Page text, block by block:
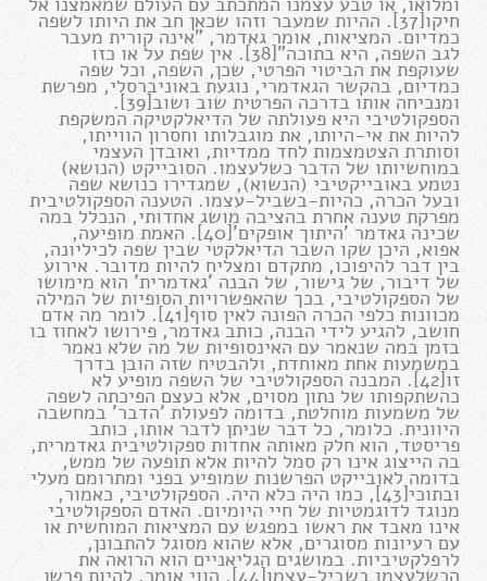
חיקו[37]. ההיות שמעבר וזהו שכאן חב את היותו לשפה
כמדיום. המציאות, אומר גאדמר, "אינה קורית מעבר
לגב השפה, היא בתוכה"[38]. אין שפת על או כזו
שעוקפת את הביטוי הפרטי, שכן, השפה, וכל שפה
כמדיום, בהקשר הגאדמרי, נוגעת באוניברסלי, מפרשת
ומנכיחה אותו בדרכה הפרטית שוב ושוב[39].
הספקולטיבי היא פעולתה של הדיאלקטיקה המשקפת
להיות את אי-היותו, את מוגבלותו וחסרון הווייתו,
וסותרת הצטמצמות לחד ממדיות, ואובדן העצמי
במוחשיותו של הדבר כשלעצמו. הסובייקט (הנושא)
נטמע באובייקטיבי (הנשוא), שמגדירו כנושא שפה
ובעל הכרה, כהיות-בשביל-עצמו. הטענה הספקולטיבית
מפרקת טענה אחרת בהציבה מושג אחדותי, הנכלל במה
שכינה גאדמר 'היתוך אופקים'[40]. האמת מופיעה,
אפוא, היכן שקו השבר הדיאלקטי שבין שפה לכיליונה,
בין דבר להיפוכו, מתקדם ומצליח להיות מדובר. אירוע
של דיבור, של גישור, של הבנה 'גאדמרית' הוא מימושו
של הספקולטיבי, בכך שהאפשרויות הסופיות של המילה
מכוונות כלפי הכרה הפונה לאין סוף[41]. לומר מה אדם
חושב, להגיע לידי הבנה, כותב גאדמר, פירושו לאחוז בו
בזמן במה שנאמר עם האינסופיות של מה שלא נאמר
במשמעות אחת מאוחדת, ולהבטיח שזה הובן בדרך
זו[42]. המבנה הספקולטיבי של השפה מופיע לא
כהשתקפותו של נתון מסוים, אלא כעצם הפיכתה לשפה
של משמעות מוחלטת, בדומה לפעולת 'הדבר' במחשבה
היוונית. כלומר, כל דבר שניתן לדבר אותו, כותב
פריסטד, הוא חלק מאותה אחדות ספקולטיבית גאדמרית,
בה הייצוג אינו רק סמל להיות אלא תופעה של ממש,
בדומה לאובייקט הפרשנות שמופיע בפני ומתרומם מעלי
ובתוכי[43], כמו היה כלא היה. הספקולטיבי, כאמור,
מנוגד לדוגמטיות של חיי היומיום. האדם הספקולטיבי
אינו מאבד את ראשו במפגש עם המציאות המוחשית או
עם רעיונות מסוגרים, אלא שהוא מסוגל להתבונן,
לרפלקטיביות. במושגים הגליאניים הוא הרואה את